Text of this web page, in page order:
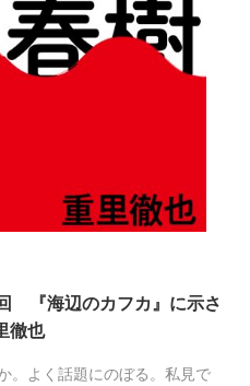
『海辺のカフカ』に示さ
徹也
。よく話題にのぼる。私見で